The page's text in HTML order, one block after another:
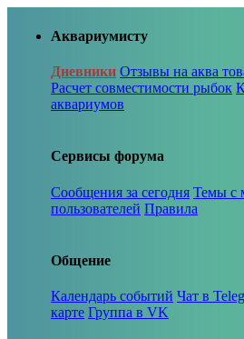
Аквариумисту
Дневники Отзывы на аква
Расчет совместимости рыбок
аквариумов
Сервисы форума
Сообщения за сегодня Темы с
пользователей Правила
Общение
Календарь событий Чат в
карте Группа в VK